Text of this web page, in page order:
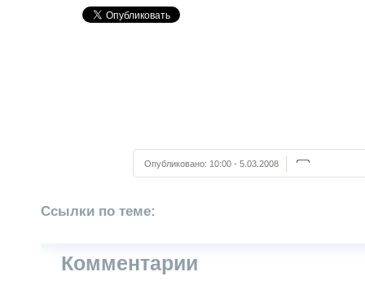
Опубликовано: 10:00 - 5.03.2008
Ссылки по теме:
Комментарии